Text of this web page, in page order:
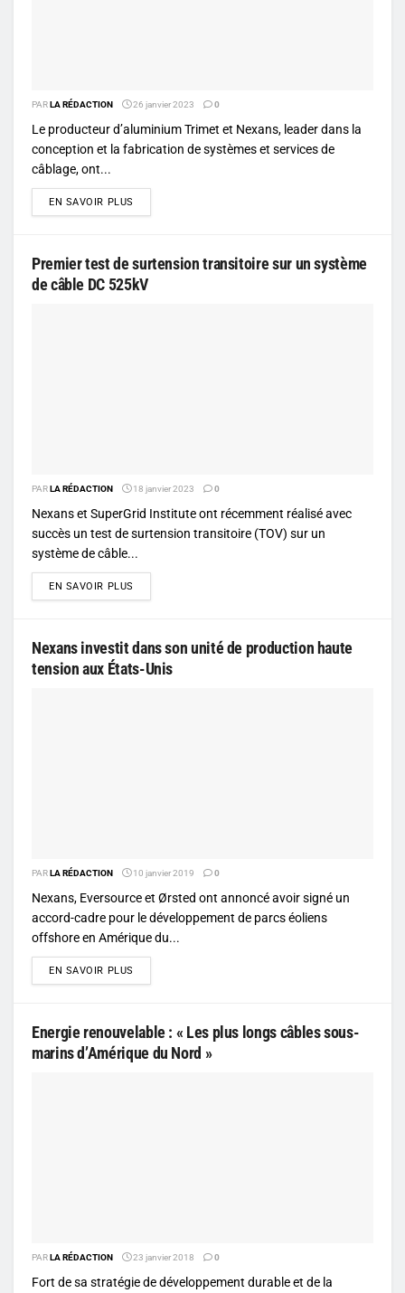
PARLA RÉDACTION 26 janvier 2023 0
Le producteur d’aluminium Trimet et Nexans, leader dans la
conception et la fabrication de systèmes et services de
câblage, ont...
EN SAVOIR PLUS
Premier test de surtension transitoire sur un système
de câble DC 525kV
PARLA RÉDACTION 18 janvier 2023 0
Nexans et SuperGrid Institute ont récemment réalisé avec
succès un test de surtension transitoire (TOV) sur un
système de câble...
EN SAVOIR PLUS
Nexans investit dans son unité de production haute
tension aux États-Unis
PARLA RÉDACTION 10 janvier 2019 0
Nexans, Eversource et Ørsted ont annoncé avoir signé un
accord-cadre pour le développement de parcs éoliens
offshore en Amérique du...
EN SAVOIR PLUS
Energie renouvelable : « Les plus longs câbles sous-
marins d’Amérique du Nord »
PARLA RÉDACTION 23 janvier 2018 0
Fort de sa stratégie de développement durable et de la